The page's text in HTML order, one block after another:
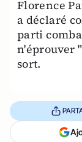
Florence
a déclaré
parti
n'éprouver
sort.